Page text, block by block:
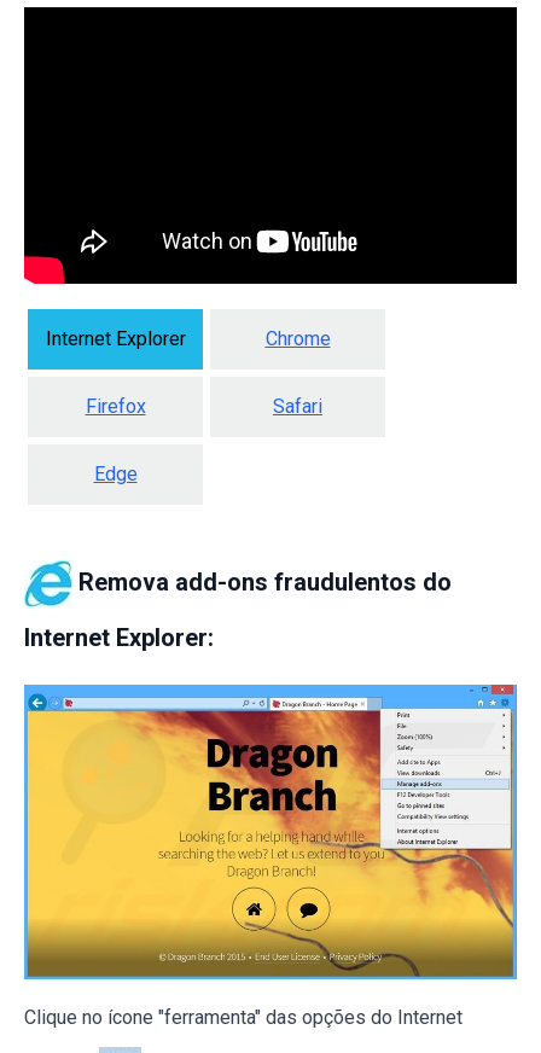
Internet Explorer Chrome
Firefox Safari
Edge
Remova add-ons fraudulentos do
Internet Explorer:
Clique no ícone "ferramenta" das opções do Internet